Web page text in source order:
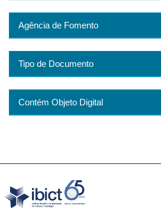
Agência de Fomento
Tipo de Documento
Contém Objeto Digital